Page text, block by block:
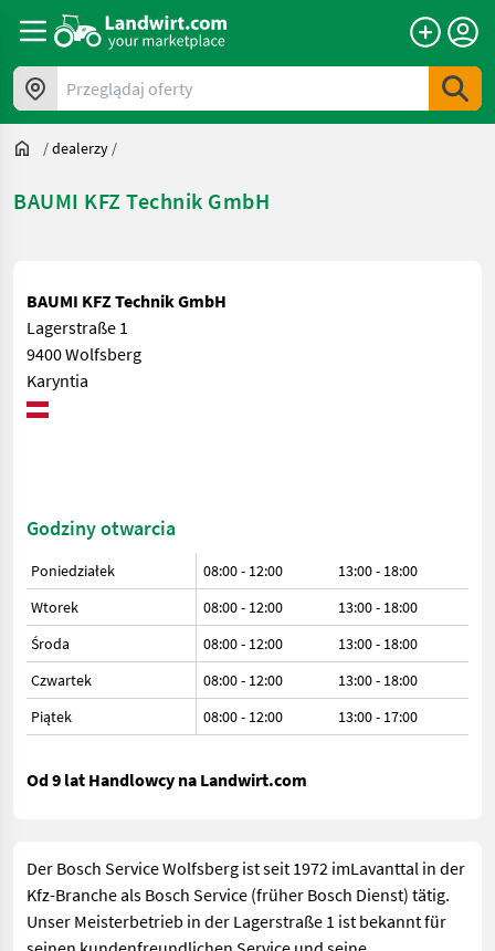
Przeglądaj oferty
/dealerzy /
BAUMI KFZ Technik GmbH
BAUMI KFZ Technik GmbH
Lagerstraße 1
9400 Wolfsberg
Karyntia
Godziny otwarcia
Poniedziałek 08:00 - 12:00
13:00 - 18:00
Wtorek
08:00 - 12:00
13:00 - 18:00
Środa
08:00 - 12:00
13:00 - 18:00
Czwartek
08:00 - 12:00
13:00 - 18:00
Piątek
08:00 - 12:00 13:00 - 17:00
Od 9 lat Handlowcy na Landwirt.com
Der Bosch Service Wolfsberg ist seit 1972 imLavanttal in der
Kfz-Branche als Bosch Service (früher Bosch Dienst) tätig.
Unser Meisterbetrieb in der Lagerstraße 1 ist bekannt für